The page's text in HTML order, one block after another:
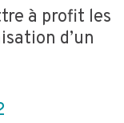
à profit les
d’un